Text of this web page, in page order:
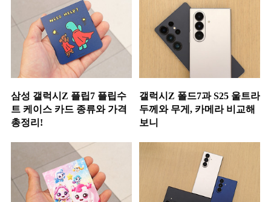
삼성 갤럭시Z 플립7 플립수
트 케이스 카드 종류와 가격
총정리!
갤럭시Z 폴드7과 S25 울트라
두께와 무게, 카메라 비교해
보니